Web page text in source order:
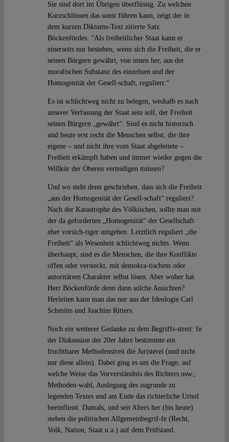
Sie sind dort im Übrigen überflüssig. Zu welchen
Kurzschlüssen das sonst führen kann, zeigt der in
dem kurzen Diktums-Text zitierte Satz
Böckenfördes: “Als freiheitlicher Staat kann er
einerseits nur bestehen, wenn sich die Freiheit, die er
seinen Bürgern gewährt, von innen her, aus der
moralischen Substanz des einzelnen und der
Homogenität der Gesell-schaft, reguliert.“
Es ist schlichtweg nicht zu belegen, weshalb es nach
unserer Verfassung der Staat sein soll, der Freiheit
seinen Bürgern „gewährt“. Sind es nicht historisch
und heute erst recht die Menschen selbst, die ihre
eigene – und nicht ihre vom Staat abgeleitete –
Freiheit erkämpft haben und immer wieder gegen die
Willkür der Oberen verteidigen müssen?
Und wo steht denn geschrieben, dass sich die Freiheit
„aus der Homogenität der Gesell-schaft“ reguliert?
Nach der Katastrophe des Völkischen, sollte man mit
der da geforderten „Homogenität“ der Gesellschaft
eher vorsich-tiger umgehen. Letztlich reguliert „die
Freiheit“ als Wesenheit schlichtweg nichts. Wenn
überhaupt, sind es die Menschen, die ihre Konflikte
offen oder versteckt, mit demokra-tischem oder
autoritärem Charakter selbst lösen. Aber woher hat
Herr Böckenförde denn dann solche Ansichten?
Herleiten kann man das nur aus der Ideologie Carl
Schmitts und Joachim Ritters.
Noch ein weiterer Gedanke zu dem Begriffs-streit: In
der Diskussion der 20er Jahre bestimmte ein
fruchtbarer Methodenstreit die Juristerei (und nicht
nur diese allein). Dabei ging es um die Frage, auf
welche Weise das Vorverständnis des Richters usw.,
Methoden-wahl, Auslegung des zugrunde zu
legenden Textes und am Ende das richterliche Urteil
beeinflusst. Damals, und seit Alters her (bis heute)
stehen die politischen Allgemeinbegrif-fe (Recht,
Volk, Nation, Staat u.a.) auf dem Prüfstand.